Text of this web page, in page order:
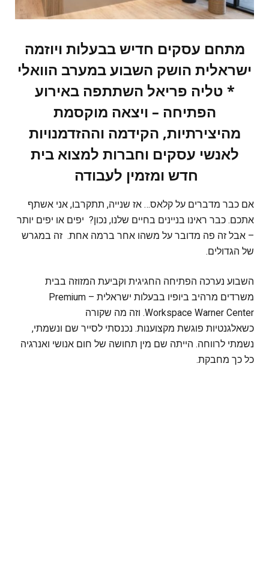
מתחם עסקים חדיש בבעלות ויוזמה
ישראלית הושק השבוע במערב הוואלי
* טליה פריאל השתתפה באירוע
הפתיחה – ויצאה מוקסמת
מהיצירתיות, הקידמה וההזדמנויות
לאנשי עסקים וחברות למצוא בית
חדש ומזמין לעבודה
אם כבר מדברים על קלאס… אז שנייה, תתקרבו, אני אשתף
אתכם. כבר ראינו בניינים בחיים שלנו, נכון? יפים או יפים יותר
– אבל זה פה מדובר על משהו אחר ברמה אחת. זה במגרש
של הגדולים.
‏השבוע נערכה הפתיחה החגיגית וקביעת המזוזה בבית
משרדים מרהיב ביופיו בבעלות ישראלית – Premium
Workspace Warner Center. וזה מה שקורה
‏כשאלגנטיות פוגשת מקצוענות. נכנסתי לסייר שם ונשמתי,
נשמתי לרווחה. הייתה שם מין תחושה של חום אנושי ואנרגיה
כל כך מחבקת.